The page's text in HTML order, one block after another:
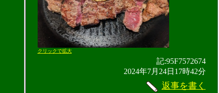
クリックで拡大
記:95F7572674
2024年7月24日17時42分
返事を書く